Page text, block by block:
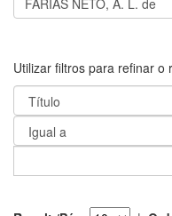
Utilizar filtros para refinar o